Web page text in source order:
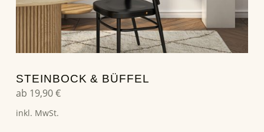
STEINBOCK & BÜFFEL
ab 19,90€
inkl. MwSt.